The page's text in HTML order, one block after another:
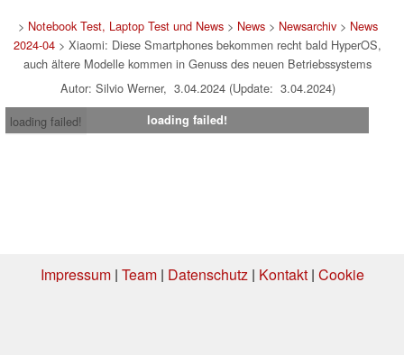
> Notebook Test, Laptop Test und News> News> Newsarchiv> News
2024-04 > Xiaomi: Diese Smartphones bekommen recht bald HyperOS,
auch ältere Modelle kommen in Genuss des neuen Betriebssystems
Autor: Silvio Werner, 3.04.2024 (Update: 3.04.2024)
loading failed!
loading failed!
Impressum| Team| Datenschutz| Kontakt| Cookie